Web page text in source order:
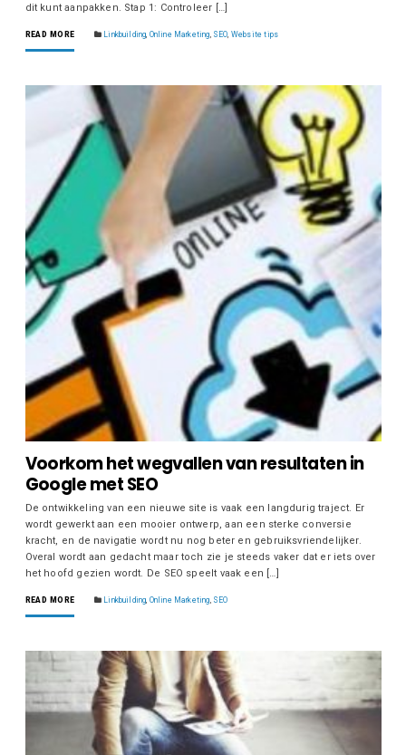
dit kunt aanpakken. Stap 1: Controleer […]
READ MORE Linkbuilding Online Marketing SEO Website tips
Voorkom het wegvallen van resultaten in
Google met SEO
De ontwikkeling van een nieuwe site is vaak een langdurig traject. Er
wordt gewerkt aan een mooier ontwerp, aan een sterke conversie
kracht, en de navigatie wordt nu nog beter en gebruiksvriendelijker.
Overal wordt aan gedacht maar toch zie je steeds vaker dat er iets over
het hoofd gezien wordt. De SEO speelt vaak een […]
READ MORE Linkbuilding, Online Marketing, SEO